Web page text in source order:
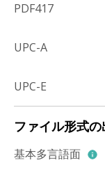
PDF417
UPC-A
UPC-E
ファイル形式の
基本多言語面